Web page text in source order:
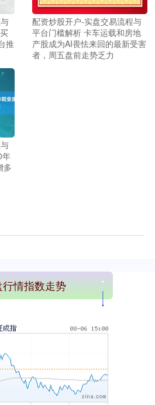
推
配资炒股开户-实盘交易流程与
平台门槛解析 卡车运载和房地
产股成为AI畏怯来回的最新受害
者，周五盘前走势乏力
年
多
行情指数走势
-34.08 -0.24%